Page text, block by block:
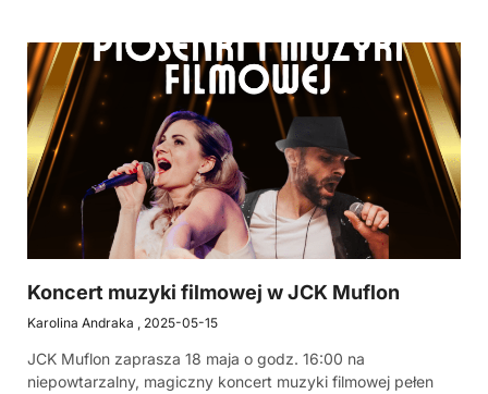
Koncert muzyki filmowej w JCK Muflon
Karolina Andraka 2025-05-15
JCK Muflon zaprasza 18 maja o godz. 16:00 na
niepowtarzalny, magiczny koncert muzyki filmowej pełen